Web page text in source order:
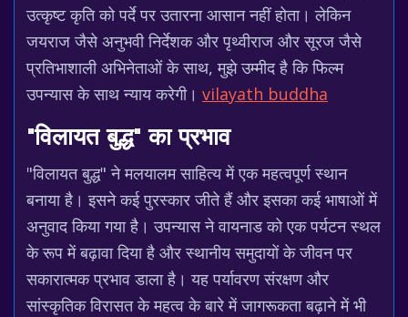
उत्कृष्ट कृति को पर्दे पर उतारना आसान नहीं होता। लेकिन
जयराज जैसे अनुभवी निर्देशक और पृथ्वीराज और सूरज जैसे
प्रतिभाशाली अभिनेताओं के साथ, मुझे उम्मीद है कि फिल्म
उपन्यास के साथ न्याय करेगी। vilayath buddha
"विलायत बुद्ध" का प्रभाव
"विलायत बुद्ध" ने मलयालम साहित्य में एक महत्वपूर्ण स्थान
बनाया है। इसने कई पुरस्कार जीते हैं और इसका कई भाषाओं में
अनुवाद किया गया है। उपन्यास ने वायनाड को एक पर्यटन स्थल
के रूप में बढ़ावा दिया है और स्थानीय समुदायों के जीवन पर
सकारात्मक प्रभाव डाला है। यह पर्यावरण संरक्षण और
सांस्कृतिक विरासत के महत्व के बारे में जागरूकता बढ़ाने में भी